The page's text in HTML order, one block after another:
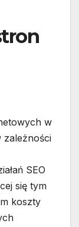
w
zależności
SEO
się tym
koszty